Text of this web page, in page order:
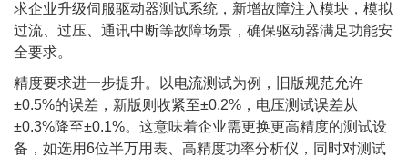
求企业升级伺服驱动器测试系统，新增故障注入模块，模拟
过流、过压、通讯中断等故障场景，确保驱动器满足功能安
全要求。
精度要求进一步提升。以电流测试为例，旧版规范允许
±0.5%的误差，新版则收紧至±0.2%，电压测试误差从
±0.3%降至±0.1%。这意味着企业需更换更高精度的测试设
备，如选用6位半万用表、高精度功率分析仪，同时对测试